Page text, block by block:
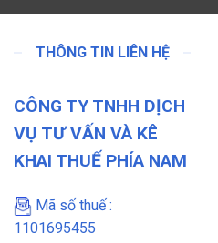
THÔNG TIN LIÊN HỆ
CÔNG TY TNHH DỊCH
VỤ TƯ VẤN VÀ KÊ
KHAI THUẾ PHÍA NAM
Mã số thuế :
1101695455